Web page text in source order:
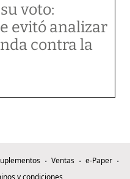
voto:
evitó analizar
contra la
Ventas
e-Paper
y condiciones